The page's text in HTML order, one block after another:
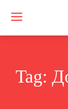
Tag: